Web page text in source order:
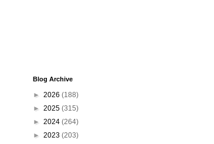
Blog Archive
► 2026 (188)
► 2025 (315)
► 2024 (264)
► 2023 (203)